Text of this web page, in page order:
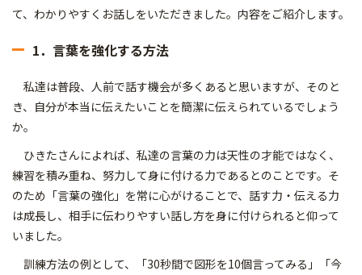
て、わかりやすくお話しをいただきました。内容をご紹介します。
1．言葉を強化する方法
私達は普段、人前で話す機会が多くあると思いますが、そのと
き、自分が本当に伝えたいことを簡潔に伝えられているでしょう
か。
ひきたさんによれば、私達の言葉の力は天性の才能ではなく、
練習を積み重ね、努力して身に付ける力であるとのことです。そ
のため「言葉の強化」を常に心がけることで、話す力・伝える力
は成長し、相手に伝わりやすい話し方を身に付けられると仰って
いました。
訓練方法の例として、「30秒間で図形を10個言ってみる」「今